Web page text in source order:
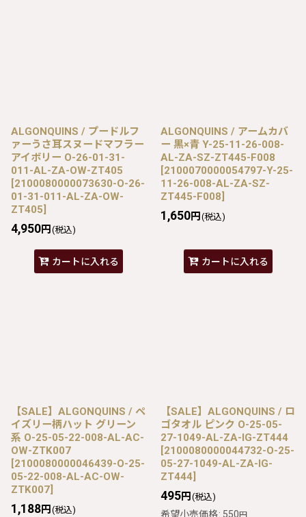
ALGONQUINS / プードルフ
ァーうさ耳スヌードマフラー
アイボリー O-26-01-31-
011-AL-ZA-OW-ZT405
[2100080000073630-O-26-
01-31-011-AL-ZA-OW-
ZT405]
4,950円 (税込)
カートに入れる
ALGONQUINS / アームカバ
ー 黒×青 Y-25-11-26-008-
AL-ZA-SZ-ZT445-F008
[2100070000054797-Y-25-
11-26-008-AL-ZA-SZ-
ZT445-F008]
1,650円 (税込)
カートに入れる
【SALE】ALGONQUINS / ペ
イズリー柄ハット グリーン
系 O-25-05-22-008-AL-AC-
OW-ZTK007
[2100080000046439-O-25-
05-22-008-AL-AC-OW-
ZTK007]
1,188円 (税込)
【SALE】ALGONQUINS / ロ
ゴタオル ピンク O-25-05-
27-1049-AL-ZA-IG-ZT444
[2100080000044732-O-25-
05-27-1049-AL-ZA-IG-
ZT444]
495円 (税込)
希望小売価格: 550円